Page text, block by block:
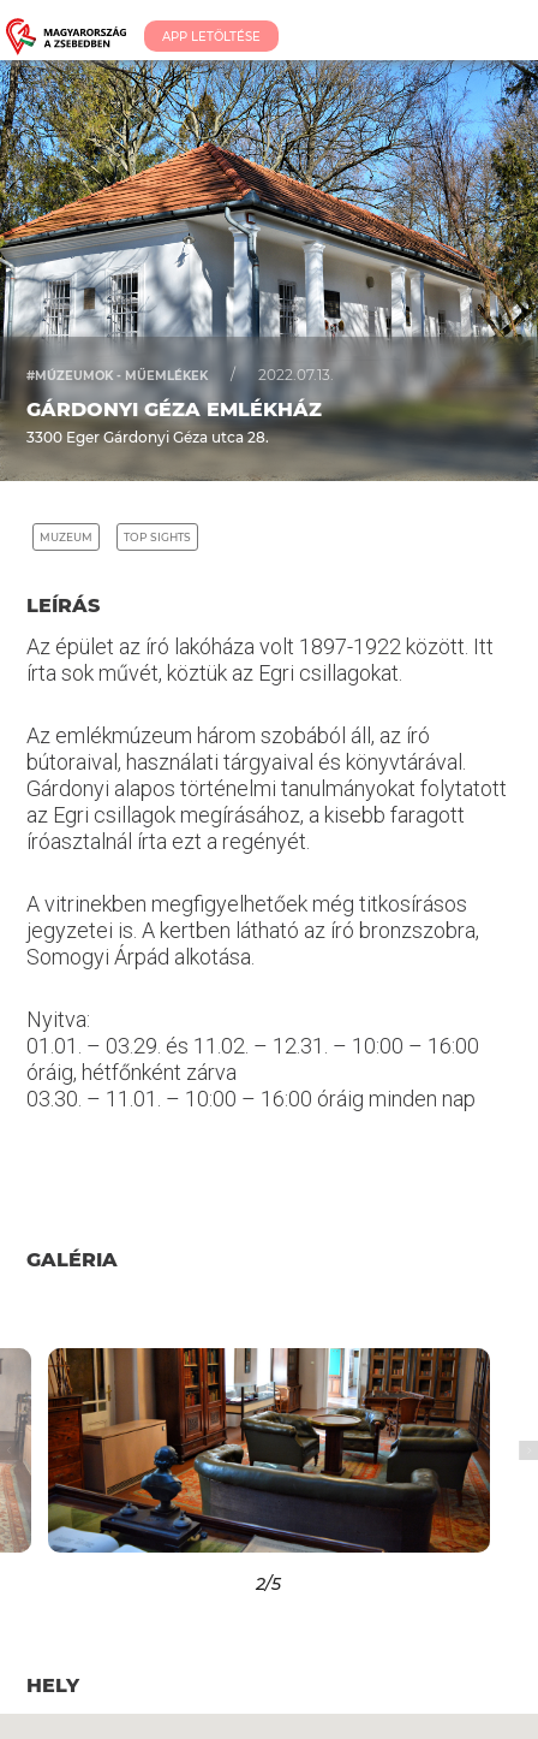
APP LETÖLTÉSE
#MÚZEUMOK - MŰEMLÉKEK / 2022.07.13.
GÁRDONYI GÉZA EMLÉKHÁZ
3300 Eger Gárdonyi Géza utca 28.
MUZEUM TOP SIGHTS
LEÍRÁS
Az épület az író lakóháza volt 1897-1922 között. Itt
írta sok művét, köztük az Egri csillagokat.
Az emlékmúzeum három szobából áll, az író
bútoraival, használati tárgyaival és könyvtárával.
Gárdonyi alapos történelmi tanulmányokat folytatott
az Egri csillagok megírásához, a kisebb faragott
íróasztalnál írta ezt a regényét.
A vitrinekben megfigyelhetőek még titkosírásos
jegyzetei is. A kertben látható az író bronzszobra,
Somogyi Árpád alkotása.
Nyitva:
01.01. – 03.29. és 11.02. – 12.31. – 10:00 – 16:00
óráig, hétfőnként zárva
03.30. – 11.01. – 10:00 – 16:00 óráig minden nap
GALÉRIA
2/5
HELY